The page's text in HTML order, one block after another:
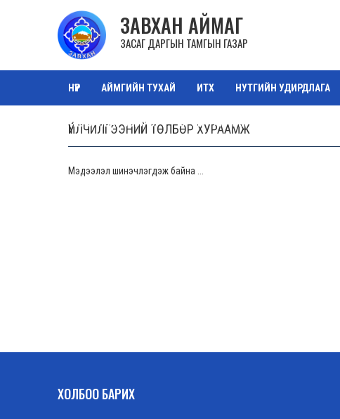
ЗАВХАН АЙМАГ
ЗАСАГ ДАРГЫН ТАМГЫН ГАЗАР
НҮҮР АЙМГИЙН ТУХАЙ ИТХ НУТГИЙН УДИРДЛАГА
ТАЗ САЛБАР ЗӨВЛӨЛ ОРОН НУТГИЙН ӨМЧ
ҮЙЛЧИЛГЭЭНИЙ ТӨЛБӨР ХУРААМЖ
Мэдээлэл шинэчлэгдэж байна ...
ХОЛБОО БАРИХ